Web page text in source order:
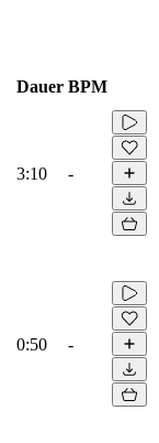
Dauer BPM
3:10 -
0:50 -